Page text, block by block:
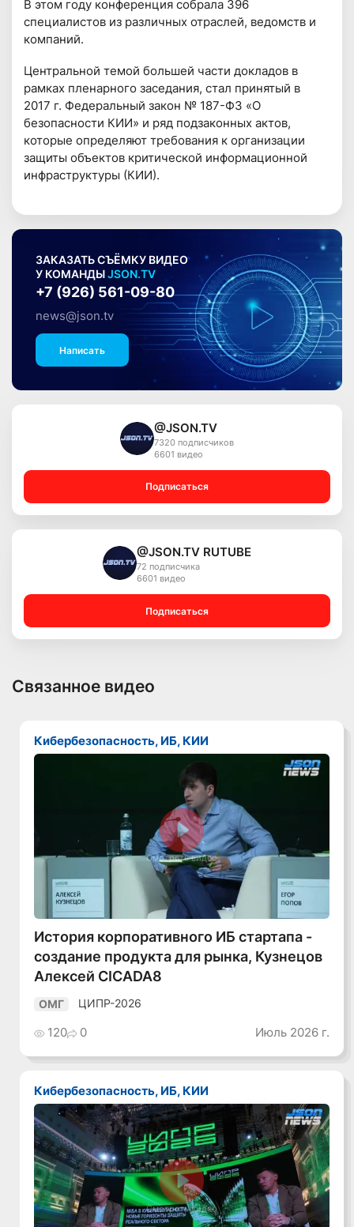
В этом году конференция собрала 396
специалистов из различных отраслей, ведомств и
компаний.
Центральной темой большей части докладов в
рамках пленарного заседания, стал принятый в
2017 г. Федеральный закон № 187-ФЗ «О
безопасности КИИ» и ряд подзаконных актов,
которые определяют требования к организации
защиты объектов критической информационной
инфраструктуры (КИИ).
ЗАКАЗАТЬ СЪЁМКУ ВИДЕО
У КОМАНДЫJSON.TV
+7 (926) 561-09-80
news@json.tv
Написать
@JSON.TV
7320 подписчиков
6601 видео
Подписаться
@JSON.TV RUTUBE
72 подписчика
6601 видео
Подписаться
Связанное видео
Кибербезопасность, ИБ, КИИ
Смотреть видео
История корпоративного ИБ стартапа -
создание продукта для рынка, Кузнецов
Алексей CICADA8
ОМГ ЦИПР-2026
120 0 Июль 2026 г.
Кибербезопасность, ИБ, КИИ
Смотреть видео